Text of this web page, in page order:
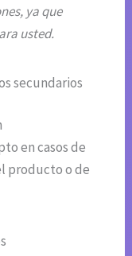
ya que
usted.
secundarios
en casos de
producto o de